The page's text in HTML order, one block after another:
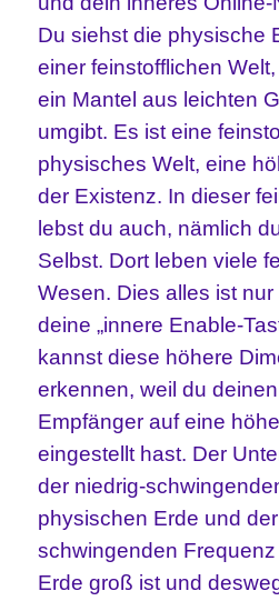
Du siehst die physische
einer feinstofflichen
ein Mantel aus leichten
umgibt. Es ist eine
physisches Welt, eine
der Existenz. In dieser
lebst du auch, nämlich
Selbst. Dort leben viele
Wesen. Dies alles ist
deine „innere Enable-
kannst diese höhere
erkennen, weil du
Empfänger auf eine
eingestellt hast. Der
der niedrig-
physischen Erde und
schwingenden
Erde groß ist und